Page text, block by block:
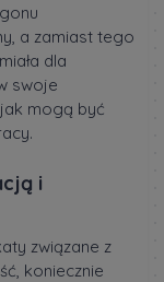
a zamiast tego
dla
swoje
mogą być
i
związane z
koniecznie